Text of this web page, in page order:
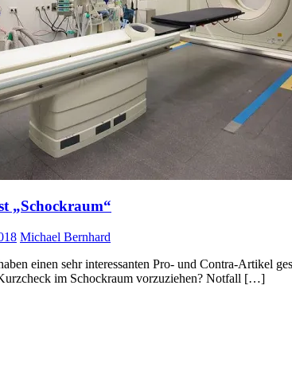
„Schockraum“
Michael Bernhard
einen sehr interessanten Pro- und Contra-Artikel
im Schockraum vorzuziehen? Notfall […]